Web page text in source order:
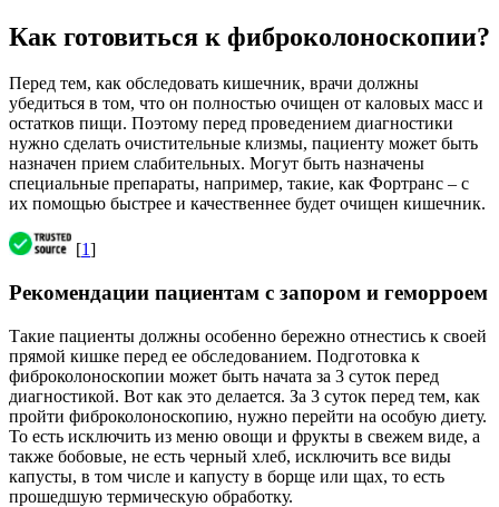
Как готовиться к фиброколоноскопии?
Перед тем, как обследовать кишечник, врачи должны
убедиться в том, что он полностью очищен от каловых масс и
остатков пищи. Поэтому перед проведением диагностики
нужно сделать очистительные клизмы, пациенту может быть
назначен прием слабительных. Могут быть назначены
специальные препараты, например, такие, как Фортранс – с
их помощью быстрее и качественнее будет очищен кишечник.
[1]
Рекомендации пациентам с запором и геморроем
Такие пациенты должны особенно бережно отнестись к своей
прямой кишке перед ее обследованием. Подготовка к
фиброколоноскопии может быть начата за 3 суток перед
диагностикой. Вот как это делается. За 3 суток перед тем, как
пройти фиброколоноскопию, нужно перейти на особую диету.
То есть исключить из меню овощи и фрукты в свежем виде, а
также бобовые, не есть черный хлеб, исключить все виды
капусты, в том числе и капусту в борще или щах, то есть
прошедшую термическую обработку.